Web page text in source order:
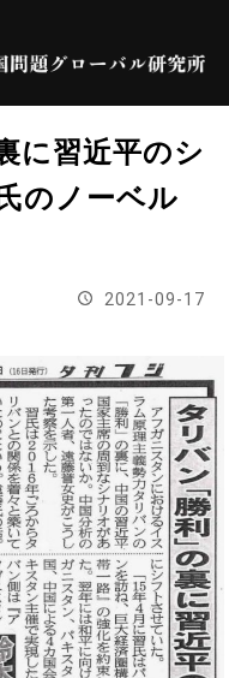
に習近平のシ
のノーベル
2021-09-17